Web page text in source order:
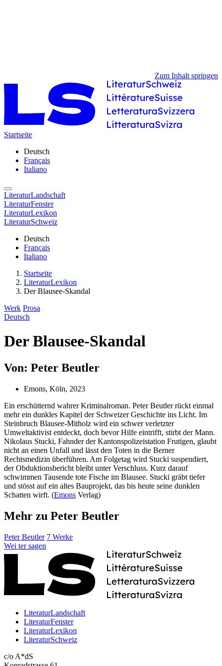
Zum Inhalt springen
Startseite
Deutsch
Français
Italiano
LiteraturLandschaft
LiteraturFenster
LiteraturLexikon
LiteraturSchweiz
Deutsch
Français
Italiano
Startseite
LiteraturLexikon
Der Blausee-Skandal
Werk Prosa
Deutsch
Der Blausee-Skandal
Von: Peter Beutler
Emons, Köln, 2023
Ein erschütternd wahrer Kriminalroman. Peter Beutler rückt einmal
mehr ein dunkles Kapitel der Schweizer Geschichte ins Licht. Im
Steinbruch Blausee-Mitholz wird ein schwer verletzter
Umweltaktivist entdeckt, doch bevor Hilfe eintrifft, stirbt der Mann.
Nikolaus Stucki, Fahnder der Kantonspolizeistation Frutigen, glaubt
nicht an einen Unfall und lässt den Toten in die Berner
Rechtsmedizin überführen. Am Folgetag wird Stucki suspendiert,
der Obduktionsbericht bleibt unter Verschluss. Kurz darauf
schwimmen Tausende tote Fische im Blausee. Stucki gräbt tiefer
und stösst auf ein altes Bauprojekt, das bis heute seine dunklen
Schatten wirft. (Emons Verlag)
Mehr zu Peter Beutler
Peter Beutler 7 Werke
Wei ter sagen
LiteraturLandschaft
LiteraturFenster
LiteraturLexikon
LiteraturSchweiz
c/o A*dS